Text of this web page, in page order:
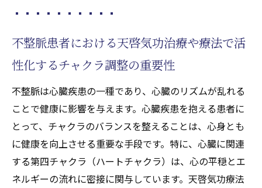
不整脈患者における天啓気功治療や療法で活
性化するチャクラ調整の重要性
不整脈は心臓疾患の一種であり、心臓のリズムが乱れる
ことで健康に影響を与えます。心臓疾患を抱える患者に
とって、チャクラのバランスを整えることは、心身とも
に健康を向上させる重要な手段です。特に、心臓に関連
する第四チャクラ（ハートチャクラ）は、心の平穏とエ
ネルギーの流れに密接に関与しています。天啓気功療法